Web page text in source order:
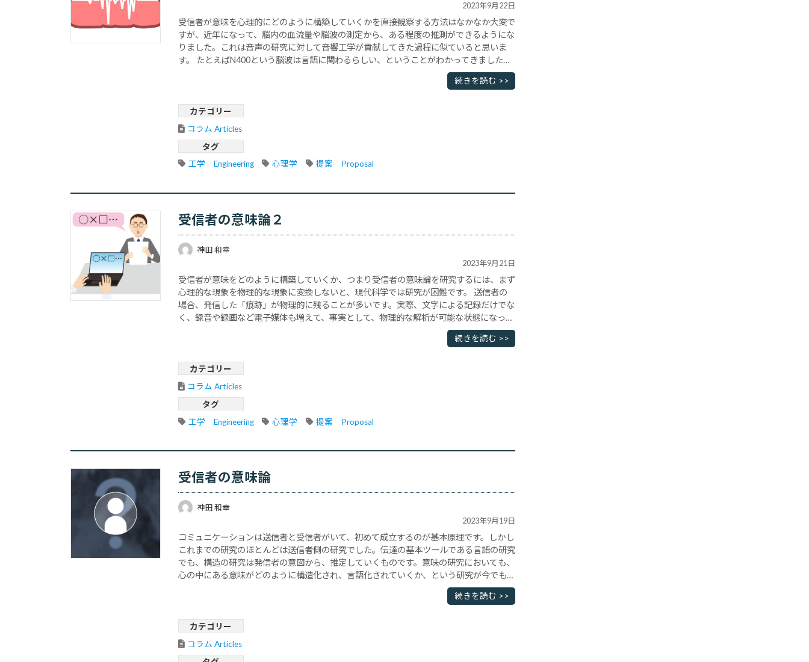
2023年9月22日
受信者が意味を心理的にどのように構築していくかを直接観察する方法はなかなか大変で
すが、近年になって、脳内の血流量や脳波の測定から、ある程度の推測ができるようにな
りました。これは音声の研究に対して音響工学が貢献してきた過程に似ていると思いま
す。 たとえばN400という脳波は言語に関わるらしい、ということがわかってきました。
N400とは「N400は、 事象関連電位 （ERP）として知られる脳波における･･･
続きを読む >>
カテゴリー
コラム Articles
タグ
工学　Engineering
心理学 提案　Proposal
受信者の意味論２
神田 和幸
2023年9月21日
受信者が意味をどのように構築していくか、つまり受信者の意味論を研究するには、まず
心理的な現象を物理的な現象に変換しないと、現代科学では研究が困難です。 送信者の
場合、発信した「痕跡」が物理的に残ることが多いです。実際、文字による記録だけでな
く、録音や録画など電子媒体も増えて、事実として、物理的な解析が可能な状態になって
います。そのため言語学や情報科学では、言語解析が進んできました。ところが、受信
続きを読む >>
カテゴリー
コラム Articles
タグ
工学　Engineering
心理学 提案　Proposal
受信者の意味論
神田 和幸
2023年9月19日
コミュニケーションは送信者と受信者がいて、初めて成立するのが基本原理です。しかし
これまでの研究のほとんどは送信者側の研究でした。伝達の基本ツールである言語の研究
でも、構造の研究は発信者の意図から、推定していくものです。意味の研究においても、
心の中にある意味がどのように構造化され、言語化されていくか、という研究が今でも主
続きを読む >>
カテゴリー
コラム Articles